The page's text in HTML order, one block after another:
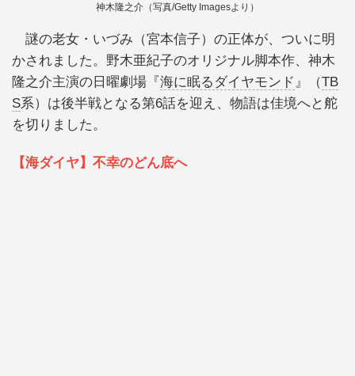
神木隆之介（写真/Getty Imagesより）
謎の老女・いづみ（宮本信子）の正体が、ついに明
かされました。野木亜紀子のオリジナル脚本作、神木
隆之介主演の日曜劇場『海に眠るダイヤモンド 』（TB
S系）は後半戦となる第6話を迎え、物語は佳境へと舵
を切りました。
【海ダイヤ】不幸のどん底へ